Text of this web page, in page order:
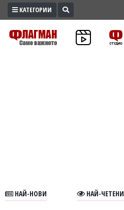
ПРОМО
ЗОНА
КАТЕГОРИИ
НАЙ-НОВИ НАЙ-ЧЕТЕНИ